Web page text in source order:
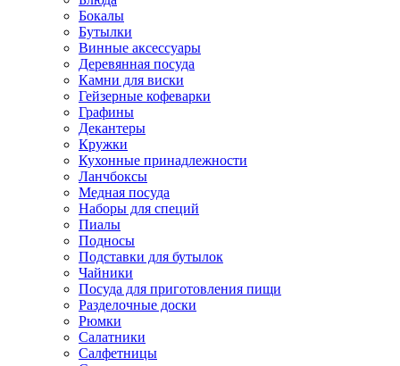
Бокалы
Бутылки
Винные аксессуары
Деревянная посуда
Камни для виски
Гейзерные кофеварки
Графины
Декантеры
Кружки
Кухонные принадлежности
Ланчбоксы
Медная посуда
Наборы для специй
Пиалы
Подносы
Подставки для бутылок
Чайники
Посуда для приготовления пищи
Разделочные доски
Рюмки
Салатники
Салфетницы